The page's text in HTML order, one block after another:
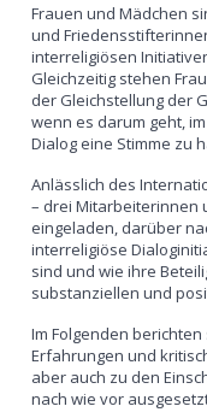
Frauen und Mädchen
und
interreligiösen
Gleichzeitig stehen
der Gleichstellung der
wenn es darum geht,
Dialog eine Stimme zu
Anlässlich des
– drei Mitarbeiterinnen
eingeladen, darüber
interreligiöse
sind und wie ihre
substanziellen und
Im Folgenden
Erfahrungen und
aber auch zu den
nach wie vor